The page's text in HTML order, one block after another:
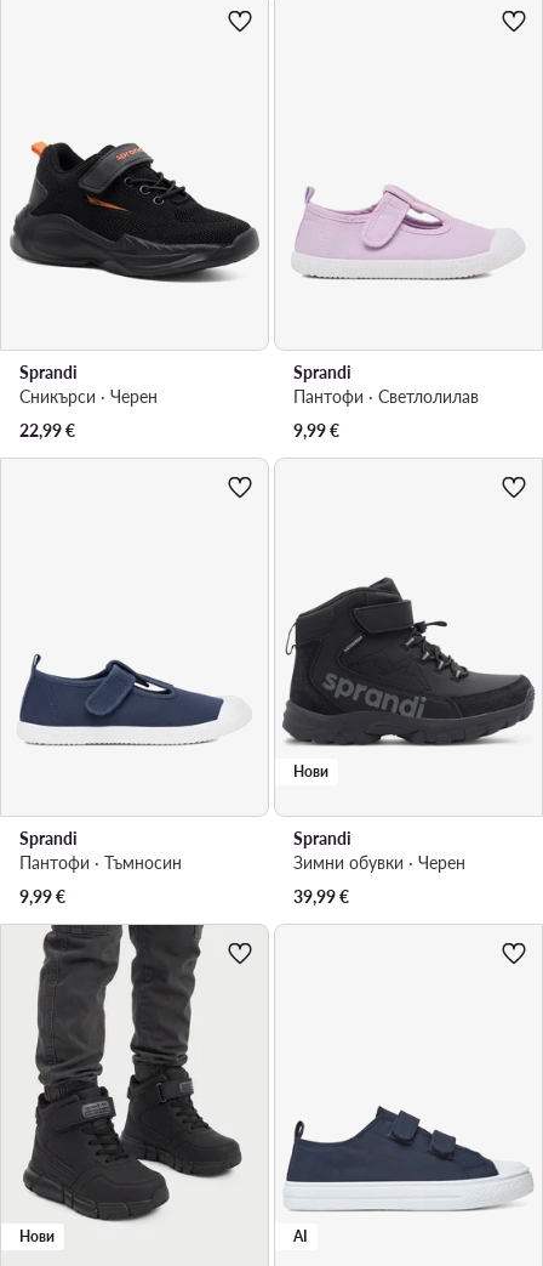
Sprandi
Сникърси · Черен
22,99€
Sprandi
Пантофи · Светлолилав
9,99€
Sprandi
Пантофи · Тъмносин
9,99€
Нови
Sprandi
Зимни обувки · Черен
39,99€
Нови AI